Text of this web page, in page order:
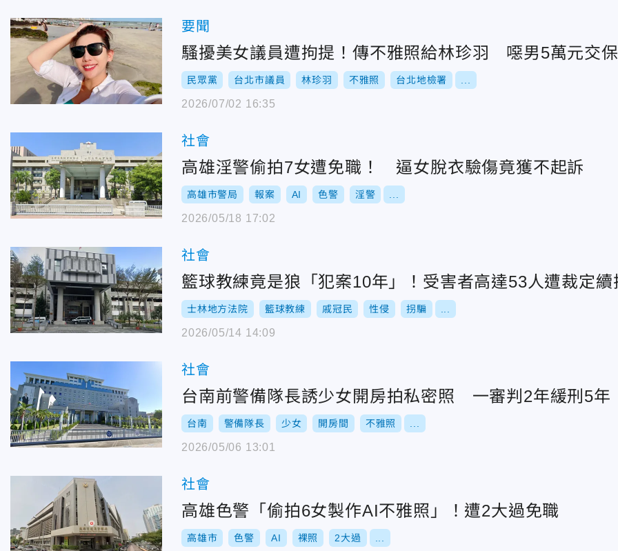
要聞
騷擾美女議員遭拘提！傳不雅照給林珍羽 噁男5萬元交保
民眾黨 台北市議員 林珍羽 不雅照 台北地檢署
2026/07/02 16:35
社會
高雄淫警偷拍7女遭免職！ 逼女脫衣驗傷竟獲不起訴
高雄市警局 報案 AI 色警 淫警
2026/05/18 17:02
社會
籃球教練竟是狼「犯案10年」！受害者高達53人遭裁定續
士林地方法院 籃球教練 戚冠民 性侵 拐騙
2026/05/14 14:09
社會
台南前警備隊長誘少女開房拍私密照 一審判2年緩刑5年
台南 警備隊長 少女 開房間 不雅照
2026/05/06 13:01
社會
高雄色警「偷拍6女製作AI不雅照」！遭2大過免職
高雄市 色警 AI 裸照 2大過